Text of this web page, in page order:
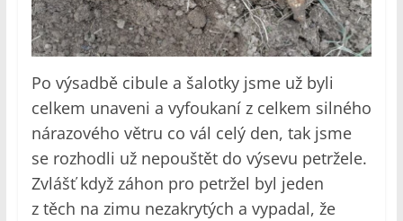
Po výsadbě cibule a šalotky jsme už byli
celkem unaveni a vyfoukaní z celkem silného
nárazového větru co vál celý den, tak jsme
se rozhodli už nepouštět do výsevu petržele.
Zvlášť když záhon pro petržel byl jeden
z těch na zimu nezakrytých a vypadal, že